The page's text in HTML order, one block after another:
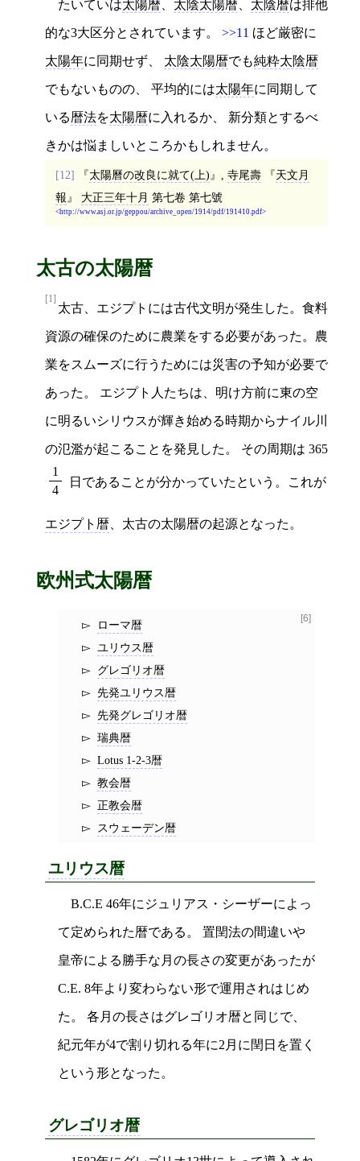
たいていは太陽暦 太陰太陽暦 太陰暦は排他
的な3大区分とされています。 >>11 ほど厳密に
太陽年に同期せず、 太陰太陽暦でも純粋太陰暦
でもないものの、 平均的には太陽年に同期して
いる暦法を太陽暦に入れるか、 新分類とするべ
きかは悩ましいところかもしれません。
[12] 太陽曆の改良に就て(上) 寺尾壽
天文月
報
大正三年十月 第七卷 第七號
http://www.asj.or.jp/geppou/archive_open/1914/pdf/191410.pdf
太古の太陽暦
[1]
太古、エジプトには古代文明が発生した。食料
資源の確保のために農業をする必要があった。農
業をスムーズに行うためには災害の予知が必要で
あった。 エジプト人たちは、明け方前に東の空
に明るいシリウスが輝き始める時期からナイル川
の氾濫が起こることを発見した。 その周期は 365
1
4
日であることが分かっていたという。これが
エジプト暦、太古の太陽暦の起源となった。
欧州式太陽暦
[6]
ローマ暦
ユリウス暦
グレゴリオ暦
先発ユリウス暦
先発グレゴリオ暦
瑞典暦
Lotus 1-2-3暦
教会暦
正教会暦
スウェーデン暦
ユリウス暦
B.C.E 46年にジュリアス・シーザーによっ
て定められた暦である。 置閏法の間違いや
皇帝による勝手な月の長さの変更があったが
C.E. 8年より変わらない形で運用されはじめ
た。 各月の長さはグレゴリオ暦と同じで、
紀元年が4で割り切れる年に2月に閏日を置く
という形となった。
グレゴリオ暦